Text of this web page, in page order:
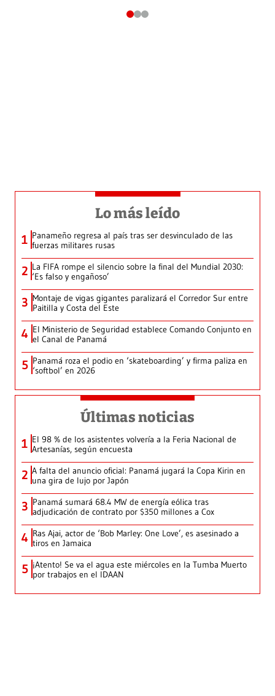
Lo más leído
1 Panameño regresa al país tras ser desvinculado de las
fuerzas militares rusas
2 La FIFA rompe el silencio sobre la final del Mundial 2030:
‘Es falso y engañoso’
3 Montaje de vigas gigantes paralizará el Corredor Sur entre
Paitilla y Costa del Este
4 El Ministerio de Seguridad establece Comando Conjunto en
el Canal de Panamá
5 Panamá roza el podio en ‘skateboarding’ y firma paliza en
‘softbol’ en 2026
Últimas noticias
1 El 98 % de los asistentes volvería a la Feria Nacional de
Artesanías, según encuesta
2 A falta del anuncio oficial: Panamá jugará la Copa Kirin en
una gira de lujo por Japón
3 Panamá sumará 68.4 MW de energía eólica tras
adjudicación de contrato por $350 millones a Cox
4 Ras Ajai, actor de ‘Bob Marley: One Love’, es asesinado a
tiros en Jamaica
5 ¡Atento! Se va el agua este miércoles en la Tumba Muerto
por trabajos en el IDAAN